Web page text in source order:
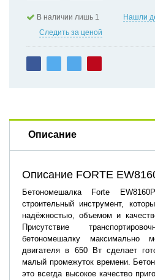
В наличии лишь 1
Нашли
Следить за ценой
Описание
Описание FORTE
Бетономешалка Forte
строительный инструмент,
надёжностью, объемом и
Присутствие
бетономешалку максимально
двигателя в 650 Вт сделает
малый промежуток времени.
это всегда высокое качество